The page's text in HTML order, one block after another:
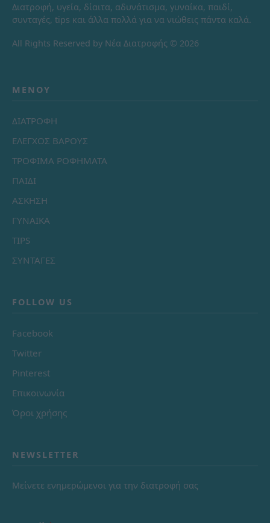
Διατροφή, υγεία, δίαιτα, αδυνάτισμα, γυναίκα, παιδί,
συνταγές, tips και άλλα πολλά για να νιώθεις πάντα καλά.
All Rights Reserved by Νέα Διατροφής © 2026
ΜΕΝΟΎ
ΔΙΑΤΡΟΦΗ
ΕΛΕΓΧΟΣ ΒΑΡΟΥΣ
ΤΡΟΦΙΜΑ ΡΟΦΗΜΑΤΑ
ΠΑΙΔΙ
ΑΣΚΗΣΗ
ΓΥΝΑΙΚΑ
TIPS
ΣΥΝΤΑΓΕΣ
FOLLOW US
Facebook
Twitter
Pinterest
Επικοινωνία
Όροι χρήσης
NEWSLETTER
Μείνετε ενημερώμενοι για την διατροφή σας